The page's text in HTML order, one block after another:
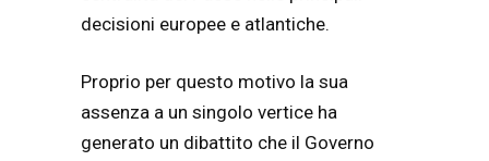
decisioni europee e atlantiche.
Proprio per questo motivo la sua
assenza a un singolo vertice ha
generato un dibattito che il Governo